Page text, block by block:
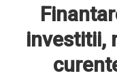
investitii,